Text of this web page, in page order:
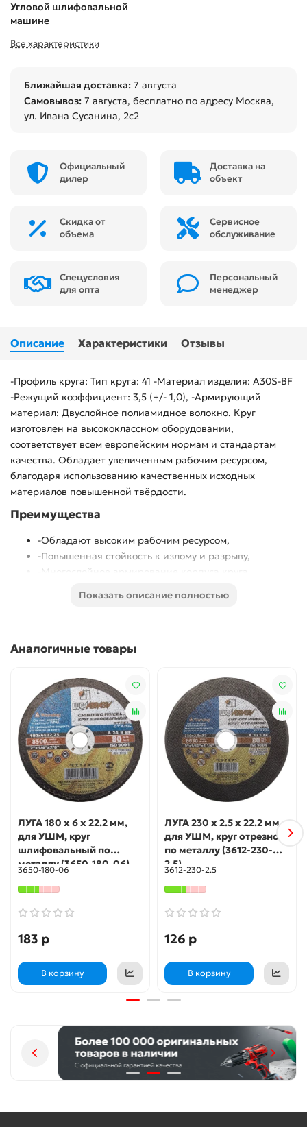
Угловой шлифовальной
машине
Все характеристики
Ближайшая доставка: 7 августа
Самовывоз: 7 августа, бесплатно по адресу Москва,
ул. Ивана Сусанина, 2с2
Официальный
дилер
Доставка на
объект
Скидка от
объема
Сервисное
обслуживание
Спецусловия
для опта
Персональный
менеджер
Описание Характеристики Отзывы
-Профиль круга: Тип круга: 41 -Материал изделия: A30S-BF
-Режущий коэффициент: 3,5 (+/- 1,0), -Армирующий
материал: Двуслойное полиамидное волокно. Круг
изготовлен на высококлассном оборудовании,
соответствует всем европейским нормам и стандартам
качества. Обладает увеличенным рабочим ресурсом,
благодаря использованию качественных исходных
материалов повышенной твёрдости.
Преимущества
-Обладают высоким рабочим ресурсом,
-Повышенная стойкость к излому и разрыву,
-Многослойное армирование корпуса круга
Многослойное армирование корпуса круга
Изготовлены по стандартам Европейского
объединения безопасности абразивов - ″OSA″
Использование
По металлу для УШМ
Показать описание полностью
Аналогичные товары
ЛУГА 180 х 6 х 22.2 мм,
для УШМ, круг
шлифовальный по
металлу (3650-180-06)
3650-180-06
183 р
В корзину
ЛУГА 230 x 2.5 x 22.2 мм,
для УШМ, круг отрезной
по металлу (3612-230-
2.5)
3612-230-2.5
126 р
В корзину